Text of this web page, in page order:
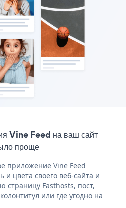
Vine Feed на ваш сайт
проще
приложение Vine Feed
и цвета своего веб-сайта и
страницу Fasthosts, пост,
или где угодно на